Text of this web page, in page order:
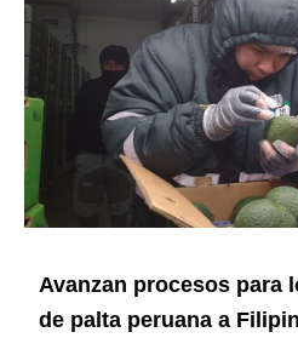
Avanzan procesos para
de palta peruana a